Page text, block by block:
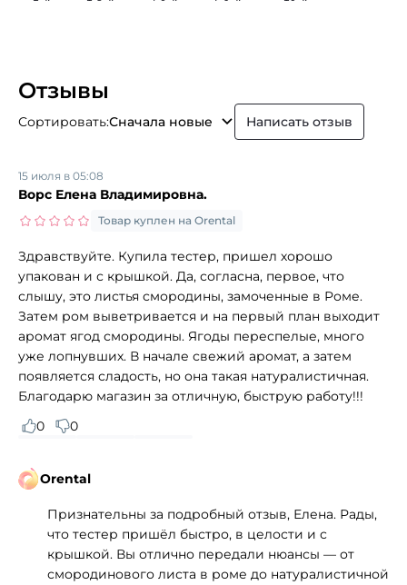
Отзывы
Сортировать:Сначала новые Написать отзыв
Ворс Елена Владимировна.
15 июля в 05:08
Товар куплен на Orental
Здравствуйте. Купила тестер, пришел хорошо
упакован и с крышкой. Да, согласна, первое, что
слышу, это листья смородины, замоченные в Роме.
Затем ром выветривается и на первый план выходит
аромат ягод смородины. Ягоды переспелые, много
уже лопнувших. В начале свежий аромат, а затем
появляется сладость, но она такая натуралистичная.
Благодарю магазин за отличную, быструю работу!!!
0
0
Orental
Признательны за подробный отзыв, Елена. Рады,
что тестер пришёл быстро, в целости и с
крышкой. Вы отлично передали нюансы — от
смородинового листа в роме до натуралистичной